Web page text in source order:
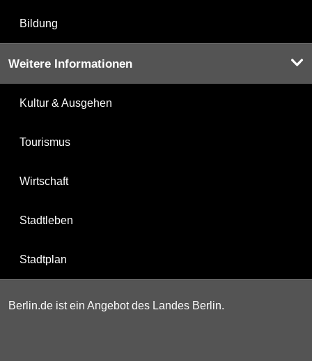
Bildung
Weitere Informationen
Kultur & Ausgehen
Tourismus
Wirtschaft
Stadtleben
Stadtplan
Berlin.de ist ein Angebot des Landes Berlin.